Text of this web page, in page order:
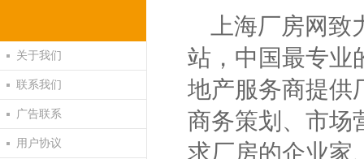
关于我们
联系我们
广告联系
用户协议
上海厂房网
站，中国最专业
地产服务商提供
商务策划、市场
求厂房的企业家